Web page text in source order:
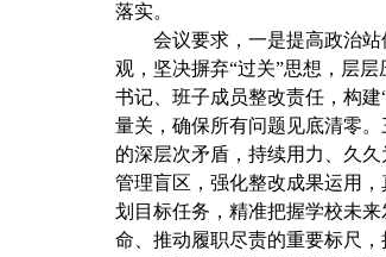
落实。
会议要求， 一是提高政治
观，坚决摒弃“过关”思想，层
书记、 班子成员整改责任，构建
量关， 确保所有问题见底清零。
的深层次矛盾，持续用力、久久
管理盲区，强化整改成果运用 ，
划目标任务 ，精准把握学校未
命、推动履职尽责的重要标尺